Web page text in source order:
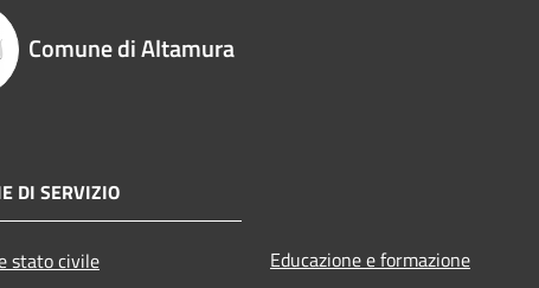
Comune di Altamura
DI SERVIZIO
stato civile
Educazione e formazione